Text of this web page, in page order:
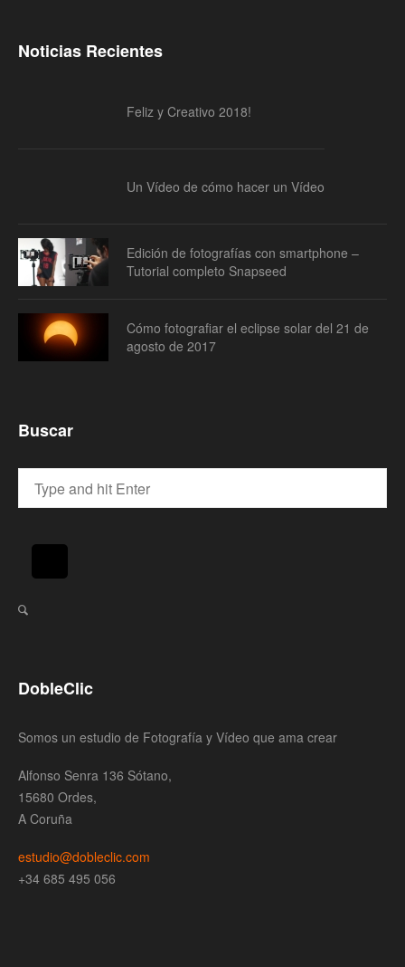
Noticias Recientes
Feliz y Creativo 2018!
Un Vídeo de cómo hacer un Vídeo
Edición de fotografías con smartphone –
Tutorial completo Snapseed
Cómo fotografiar el eclipse solar del 21 de
agosto de 2017
Buscar
DobleClic
Somos un estudio de Fotografía y Vídeo que ama crear
Alfonso Senra 136 Sótano,
15680 Ordes,
A Coruña
estudio@dobleclic.com
+34 685 495 056